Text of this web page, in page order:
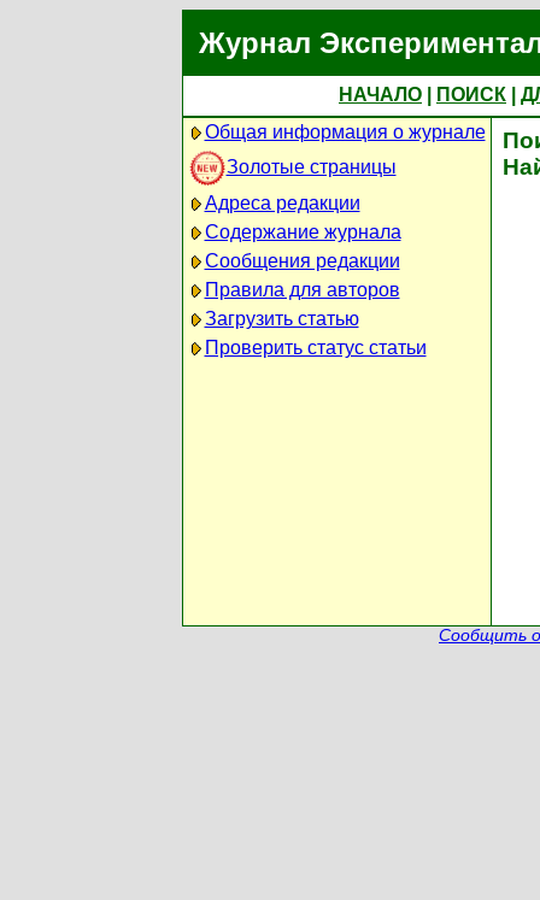
Журнал
НАЧАЛО ПОИСК
Общая информация о журнале
Золотые страницы
Адреса редакции
Содержание журнала
Сообщения редакции
Правила для авторов
Загрузить статью
Проверить статус статьи
Сообщить о